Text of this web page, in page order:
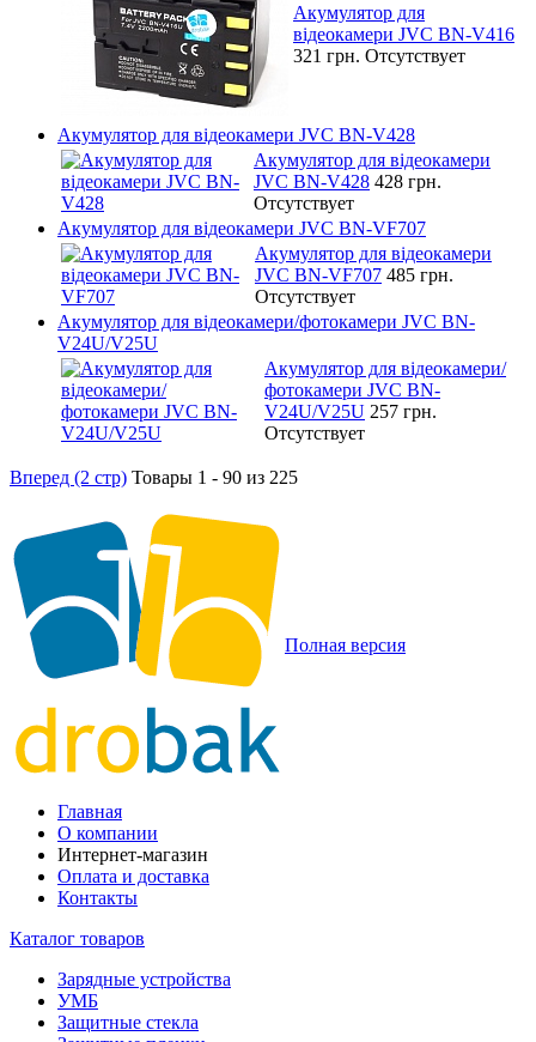
Акумулятор для
відеокамери JVC BN-V416
321 грн. Отсутствует
Акумулятор для відеокамери JVC BN-V428
Акумулятор для відеокамери
JVC BN-V428 428 грн.
Отсутствует
Акумулятор для відеокамери JVC BN-VF707
Акумулятор для відеокамери
JVC BN-VF707 485 грн.
Отсутствует
Акумулятор для відеокамери/фотокамери JVC BN-
V24U/V25U
Акумулятор для відеокамери/
фотокамери JVC BN-
V24U/V25U 257 грн.
Отсутствует
Вперед (2 стр) Товары 1 - 90 из 225
Полная версия
Главная
О компании
Интернет-магазин
Оплата и доставка
Контакты
Каталог товаров
Зарядные устройства
УМБ
Защитные стекла